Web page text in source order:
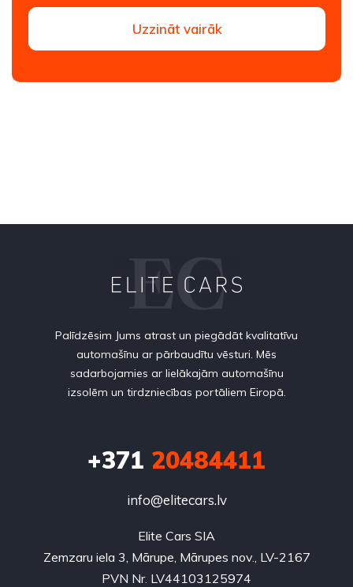
Uzzināt vairāk
Palīdzēsim Jums atrast un piegādāt kvalitatīvu
automašīnu ar pārbaudītu vēsturi. Mēs
sadarbojamies ar lielākajām automašīnu
izsolēm un tirdzniecības portāliem Eiropā.
+371 20484411
info@elitecars.lv
Elite Cars SIA
Zemzaru iela 3, Mārupe, Mārupes nov., LV-2167
PVN Nr. LV44103125974